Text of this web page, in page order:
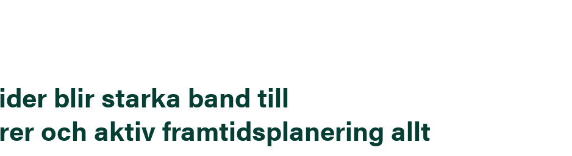
blir starka band till
och aktiv framtidsplanering allt